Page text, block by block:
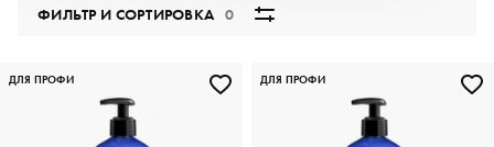
ФИЛЬТР И СОРТИРОВКА0
ДЛЯ ПРОФИ ДЛЯ ПРОФИ